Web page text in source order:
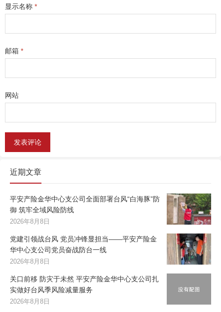
显示名称 *
邮箱 *
网站
近期文章
平安产险金华中心支公司全面部署台风“白海豚”防
御 筑牢全域风险防线
2026年8月8日
党建引领战台风 党员冲锋显担当——平安产险金
华中心支公司党员奋战防台一线
2026年8月8日
关口前移 防灾于未然 平安产险金华中心支公司扎
实做好台风季风险减量服务
2026年8月8日